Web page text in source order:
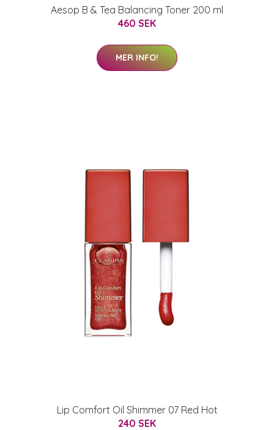
Aesop B & Tea Balancing Toner 200 ml
460 SEK
MER INFO!
Lip Comfort Oil Shimmer 07 Red Hot
240 SEK